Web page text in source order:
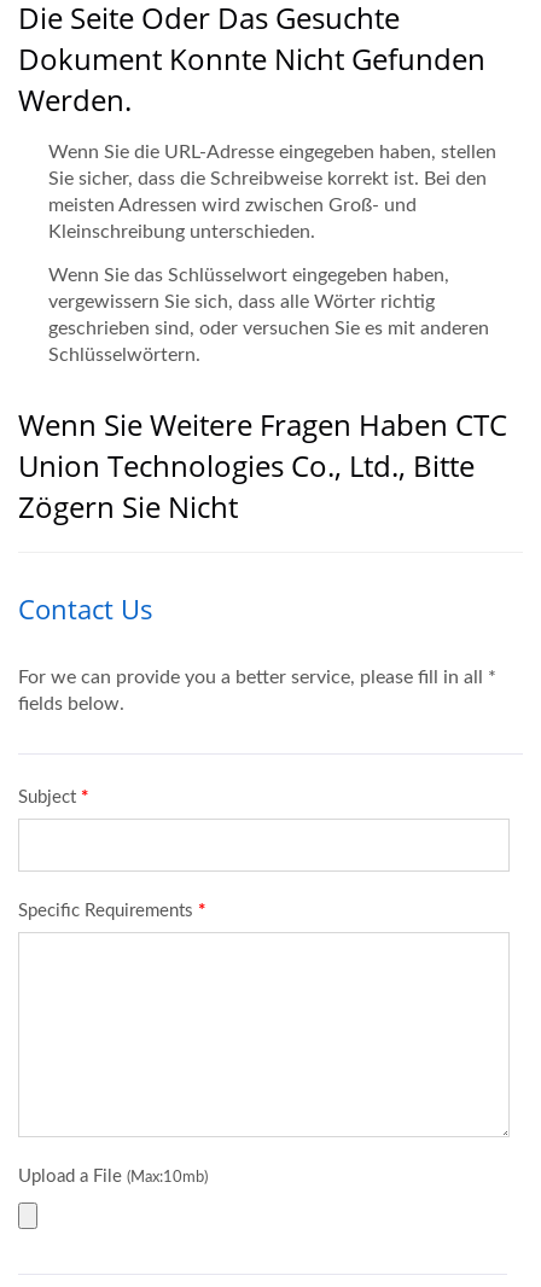
Die Seite Oder Das Gesuchte
Dokument Konnte Nicht Gefunden
Werden.
Wenn Sie die URL-Adresse eingegeben haben, stellen
Sie sicher, dass die Schreibweise korrekt ist. Bei den
meisten Adressen wird zwischen Groß- und
Kleinschreibung unterschieden.
Wenn Sie das Schlüsselwort eingegeben haben,
vergewissern Sie sich, dass alle Wörter richtig
geschrieben sind, oder versuchen Sie es mit anderen
Schlüsselwörtern.
Wenn Sie Weitere Fragen Haben CTC
Union Technologies Co., Ltd., Bitte
Zögern Sie Nicht